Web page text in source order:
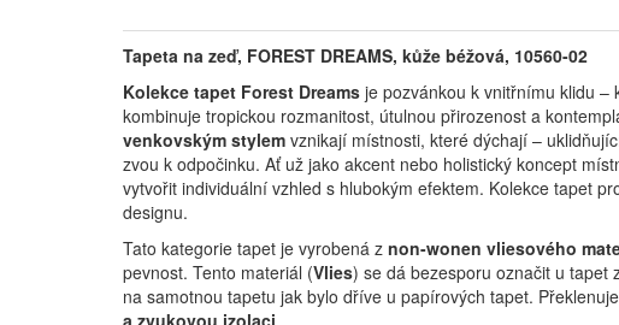
Tapeta na zeď, FOREST DREAMS, kůže béžová, 10560-02
Kolekce tapet Forest Dreams je pozvánkou k vnitřnímu klidu –
kombinuje tropickou rozmanitost, útulnou přirozenost a
venkovským stylem vznikají místnosti, které dýchají –
zvou k odpočinku. Ať už jako akcent nebo holistický koncept
vytvořit individuální vzhled s hlubokým efektem. Kolekce tapet
designu.
Tato kategorie tapet je vyrobená z non-wonen vliesového
pevnost. Tento materiál (Vlies) se dá bezesporu označit u tapet
na samotnou tapetu jak bylo dříve u papírových tapet.